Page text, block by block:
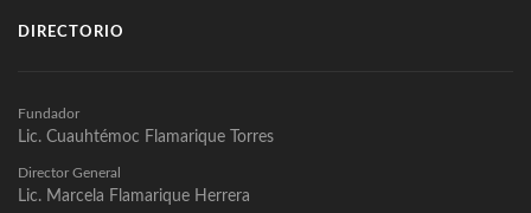
DIRECTORIO
Fundador
Lic. Cuauhtémoc Flamarique Torres
Director General
Lic. Marcela Flamarique Herrera